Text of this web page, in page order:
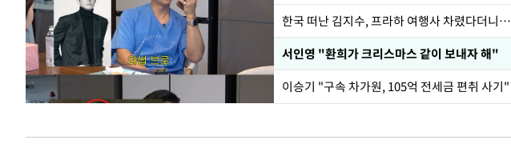
한국 떠난 김지수, 프라하 여행사 차렸다더니…
서인영 "환희가 크리스마스 같이 보내자 해"
이승기 "구속 차가원, 105억 전세금 편취 사기"